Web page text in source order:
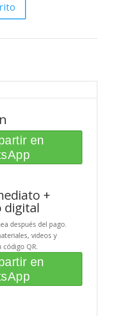
en
+
digital
después del pago.
videos y
código QR.
en